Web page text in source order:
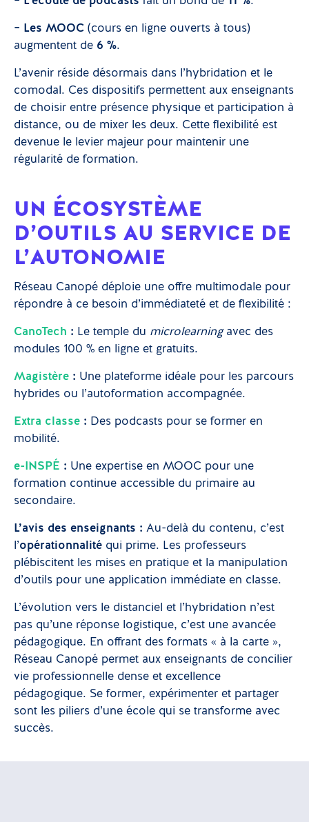
– Les MOOC (cours en ligne ouverts à tous)
augmentent de 6 %.
L’avenir réside désormais dans l’hybridation et le
comodal. Ces dispositifs permettent aux enseignants
de choisir entre présence physique et participation à
distance, ou de mixer les deux. Cette flexibilité est
devenue le levier majeur pour maintenir une
régularité de formation.
UN ÉCOSYSTÈME
D’OUTILS AU SERVICE DE
L’AUTONOMIE
Réseau Canopé déploie une offre multimodale pour
répondre à ce besoin d’immédiateté et de flexibilité :
CanoTech : Le temple du microlearningavec des
modules 100 % en ligne et gratuits.
Magistère : Une plateforme idéale pour les parcours
hybrides ou l’autoformation accompagnée.
Extra classe : Des podcasts pour se former en
mobilité.
e-INSPÉ : Une expertise en MOOC pour une
formation continue accessible du primaire au
secondaire.
L’avis des enseignants : Au-delà du contenu, c’est
l’opérationnalité qui prime. Les professeurs
plébiscitent les mises en pratique et la manipulation
d’outils pour une application immédiate en classe.
L’évolution vers le distanciel et l’hybridation n’est
pas qu’une réponse logistique, c’est une avancée
pédagogique. En offrant des formats « à la carte »,
Réseau Canopé permet aux enseignants de concilier
vie professionnelle dense et excellence
pédagogique. Se former, expérimenter et partager
sont les piliers d’une école qui se transforme avec
succès.